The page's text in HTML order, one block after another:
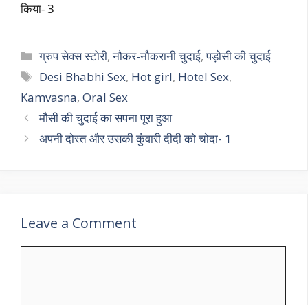
किया- 3
Categories
ग्रुप सेक्स स्टोरी,नौकर-नौकरानी चुदाई,पड़ोसी की चुदाई
Tags
Desi Bhabhi Sex, Hot girl, Hotel Sex,
Kamvasna, Oral Sex
मौसी की चुदाई का सपना पूरा हुआ
अपनी दोस्त और उसकी कुंवारी दीदी को चोदा- 1
Leave a Comment